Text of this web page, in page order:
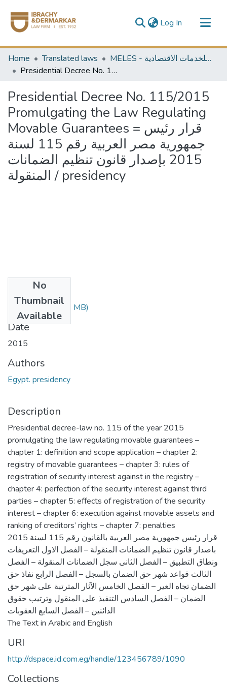
Log In (current)
Communities & Collections
All of DSpace
Home Translated laws
MELES - مكتبة الشرق الأوسط للخدمات الاقتصادية
Presidential Decree No. 115/2015 Promulgating the Law Regulating Movable Guarantees = قرار رئيس جمهورية مصر العربية رقم 115 لسنة 2015 بإصدار قانون تنظيم الضمانات المنقولة / presidency
Presidential Decree No. 115/2015
Promulgating the Law Regulating
Movable Guarantees = قرار رئيس
جمهورية مصر العربية رقم 115 لسنة
2015 بإصدار قانون تنظيم الضمانات
المنقولة / presidency
No
Thumbnail
Available
4058.pdf(3.93 MB)
Date
2015
Authors
Egypt. presidency
Description
Presidential decree-law no. 115 of the year 2015
promulgating the law regulating movable guarantees –
chapter 1: definition and scope application – chapter 2:
registry of movable guarantees – chapter 3: rules of
registration of security interest against in the registry –
chapter 4: perfection of the security interest against third
parties – chapter 5: effects of registration of the security
interest – chapter 6: execution against movable assets and
ranking of creditors’ rights – chapter 7: penalties
قرار رئيس جمهورية مصر العربية بالقانون رقم 115 لسنة 2015
باصدار قانون تنظيم الضمانات المنقولة – الفصل الاول التعريفات
ونطاق التطبيق – الفصل الثانى سجل الضمانات المنقولة – الفصل
الثالث قواعد شهر حق الضمان بالسجل – الفصل الرابع نفاذ حق
الضمان تجاه الغير – الفصل الخامس الآثار المترتبة على شهر حق
الضمان – الفصل السادس التنفيذ على المنقول وترتيب حقوق
الدائنين – الفصل السابع العقوبات
The Text in Arabic and English
URI
http://dspace.id.com.eg/handle/123456789/1090
Collections